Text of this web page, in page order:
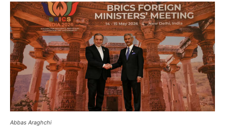
Abbas Araghchi